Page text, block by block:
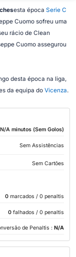
esta época Serie C
Cuomo sofreu uma
rácio de Clean
Cuomo assegurou
desta época na liga,
da equipa do Vicenza.
N/A minutos (Sem Golos)
Sem Assistências
Sem Cartões
0 marcados / 0 penaltis
0 falhados / 0 penaltis
de Penaltis : N/A